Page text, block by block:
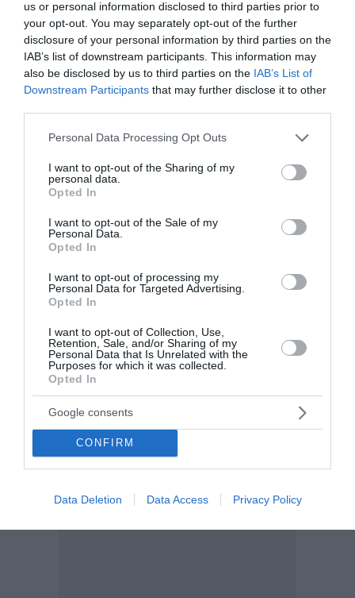
us or personal information disclosed to third parties prior to
your opt-out. You may separately opt-out of the further
disclosure of your personal information by third parties on the
IAB’s list of downstream participants. This information may
also be disclosed by us to third parties on the IAB’s List of
Downstream Participants that may further disclose it to other
Please note that this website/app uses one or more Google
not limited to your visit or usage behaviour. You may click to
grant or deny consent to Google and its third-party tags to
use your data for below specified purposes in below Google
consent section.
Personal Data Processing Opt Outs
I want to opt-out of the Sharing of my
personal data.
Opted In
I want to opt-out of the Sale of my
Personal Data.
Opted In
I want to opt-out of processing my
Personal Data for Targeted Advertising.
Opted In
I want to opt-out of Collection, Use,
Retention, Sale, and/or Sharing of my
Personal Data that Is Unrelated with the
Purposes for which it was collected.
Opted In
Google consents
CONFIRM
Data Deletion Data Access Privacy Policy
Το ποίημα της Κυριακής:
Αύγουστος
Στα άσπρα ξωκλήσια ανάβει το καντήλι,
μοσχοβολούν βασιλικός κι αγιασμός· γυναίκες
ουρανός. Δεκαπεντάγουστου οι · καμπάνες
ταξιδεύουν από βουνό σε θάλασ...